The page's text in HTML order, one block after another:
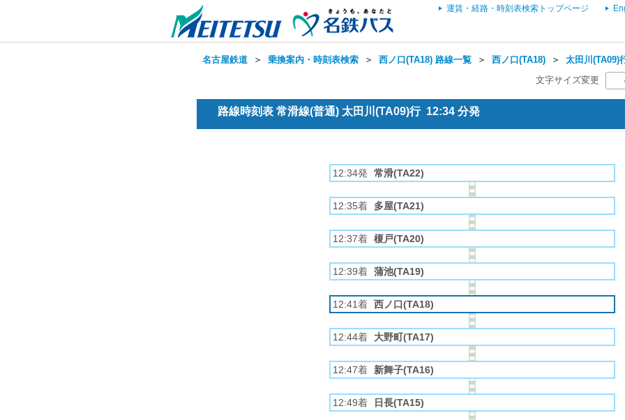
運賃・経路・時刻表検索トップページ
名古屋鉄道 ＞ 乗換案内・時刻表検索 ＞ 西ノ口(TA18) 路線一覧 ＞ 西ノ口(TA18) ＞ 太田川(TA09)
文字サイズ変更
路線時刻表 常滑線(普通) 太田川(TA09)行 12:34 分発
12:34発 常滑(TA22)
12:35着 多屋(TA21)
12:37着 榎戸(TA20)
12:39着 蒲池(TA19)
12:41着 西ノ口(TA18)
12:44着 大野町(TA17)
12:47着 新舞子(TA16)
12:49着 日長(TA15)